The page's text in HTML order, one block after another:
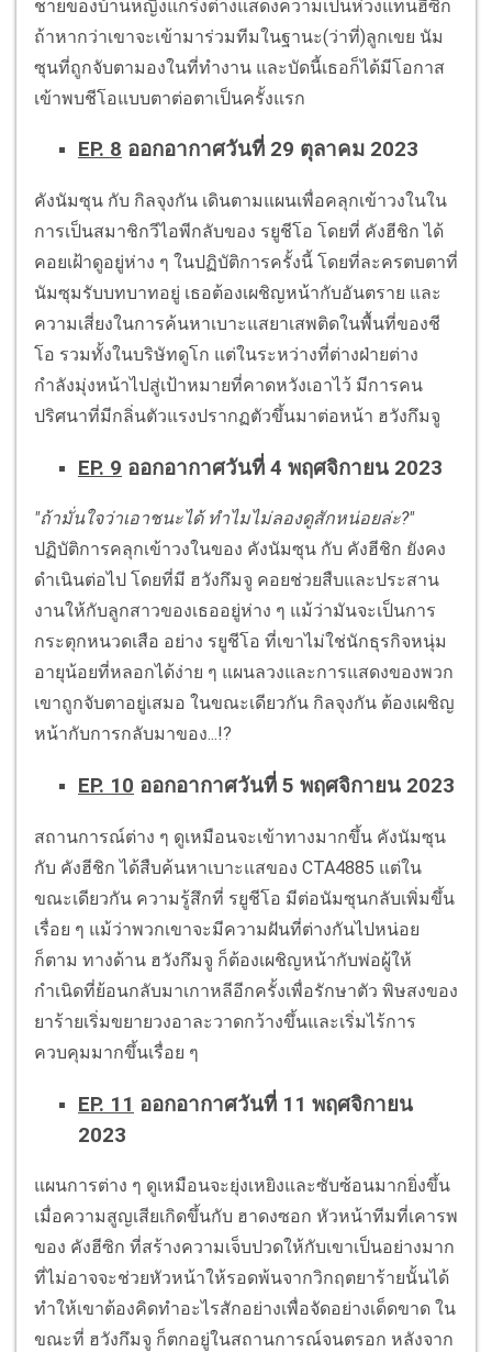
ชายของบ้านหญิงแกร่งต่างแสดงความเป็นห่วงแทนฮีซิก
ถ้าหากว่าเขาจะเข้ามาร่วมทีมในฐานะ(ว่าที่)ลูกเขย นัม
ซุนที่ถูกจับตามองในที่ทำงาน และบัดนี้เธอก็ได้มีโอกาส
เข้าพบชีโอแบบตาต่อตาเป็นครั้งแรก
EP. 8 ออกอากาศวันที่ 29 ตุลาคม 2023
คังนัมซุน กับ กิลจุงกัน เดินตามแผนเพื่อคลุกเข้าวงในใน
การเป็นสมาชิกวีไอพีกลับของ รยูชีโอ โดยที่ คังฮีชิก ได้
คอยเฝ้าดูอยู่ห่าง ๆ ในปฏิบัติการครั้งนี้ โดยที่ละครตบตาที่
นัมซุมรับบทบาทอยู่ เธอต้องเผชิญหน้ากับอันตราย และ
ความเสี่ยงในการค้นหาเบาะแสยาเสพติดในพื้นที่ของชี
โอ รวมทั้งในบริษัทดูโก แต่ในระหว่างที่ต่างฝ่ายต่าง
กำลังมุ่งหน้าไปสู่เป้าหมายที่คาดหวังเอาไว้ มีการคน
ปริศนาที่มีกลิ่นตัวแรงปรากฏตัวขึ้นมาต่อหน้า ฮวังกึมจู
EP. 9 ออกอากาศวันที่ 4 พฤศจิกายน 2023
"ถ้ามั่นใจว่าเอาชนะได้ ทำไมไม่ลองดูสักหน่อยล่ะ?"
ปฏิบัติการคลุกเข้าวงในของ คังนัมซุน กับ คังฮีชิก ยังคง
ดำเนินต่อไป โดยที่มี ฮวังกึมจู คอยช่วยสืบและประสาน
งานให้กับลูกสาวของเธออยู่ห่าง ๆ แม้ว่ามันจะเป็นการ
กระตุกหนวดเสือ อย่าง รยูชีโอ ที่เขาไม่ใช่นักธุรกิจหนุ่ม
อายุน้อยที่หลอกได้ง่าย ๆ แผนลวงและการแสดงของพวก
เขาถูกจับตาอยู่เสมอ ในขณะเดียวกัน กิลจุงกัน ต้องเผชิญ
หน้ากับการกลับมาของ...!?
EP. 10 ออกอากาศวันที่ 5 พฤศจิกายน 2023
สถานการณ์ต่าง ๆ ดูเหมือนจะเข้าทางมากขึ้น คังนัมซุน
กับ คังฮีชิก ได้สืบค้นหาเบาะแสของ CTA4885 แต่ใน
ขณะเดียวกัน ความรู้สึกที่ รยูชีโอ มีต่อนัมซุนกลับเพิ่มขึ้น
เรื่อย ๆ แม้ว่าพวกเขาจะมีความฝันที่ต่างกันไปหน่อย
ก็ตาม ทางด้าน ฮวังกึมจู ก็ต้องเผชิญหน้ากับพ่อผู้ให้
กำเนิดที่ย้อนกลับมาเกาหลีอีกครั้งเพื่อรักษาตัว พิษสงของ
ยาร้ายเริ่มขยายวงอาละวาดกว้างขึ้นและเริ่มไร้การ
ควบคุมมากขึ้นเรื่อย ๆ
EP. 11 ออกอากาศวันที่ 11 พฤศจิกายน
2023
แผนการต่าง ๆ ดูเหมือนจะยุ่งเหยิงและซับซ้อนมากยิ่งขึ้น
เมื่อความสูญเสียเกิดขึ้นกับ ฮาดงซอก หัวหน้าทีมที่เคารพ
ของ คังฮีซิก ที่สร้างความเจ็บปวดให้กับเขาเป็นอย่างมาก
ที่ไม่อาจจะช่วยหัวหน้าให้รอดพ้นจากวิกฤตยาร้ายนั้นได้
ทำให้เขาต้องคิดทำอะไรสักอย่างเพื่อจัดอย่างเด็ดขาด ใน
ขณะที่ ฮวังกึมจู ก็ตกอยู่ในสถานการณ์จนตรอก หลังจาก